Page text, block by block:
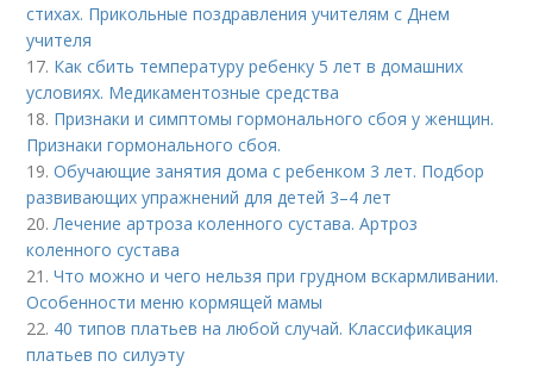
стихах. Прикольные поздравления учителям с Днем
учителя
17. Как сбить температуру ребенку 5 лет в домашних
условиях. Медикаментозные средства
18. Признаки и симптомы гормонального сбоя у женщин.
Признаки гормонального сбоя.
19.Обучающие занятия дома с ребенком 3 лет. Подбор
развивающих упражнений для детей 3–4 лет
20. Лечение артроза коленного сустава. Артроз
коленного сустава
21.Что можно и чего нельзя при грудном вскармливании.
Особенности меню кормящей мамы
22. 40 типов платьев на любой случай. Классификация
платьев по силуэту